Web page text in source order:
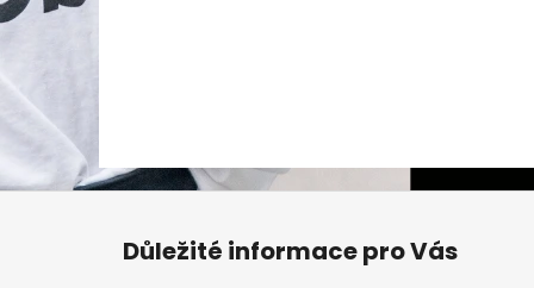
Důležité informace pro Vás